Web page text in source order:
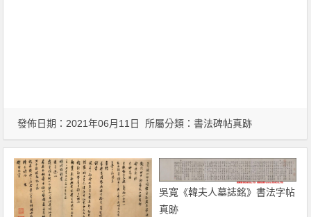
發佈日期：2021年06月11日 所屬分類：書法碑帖真跡
吳寬《韓夫人墓誌銘》書法字帖
真跡